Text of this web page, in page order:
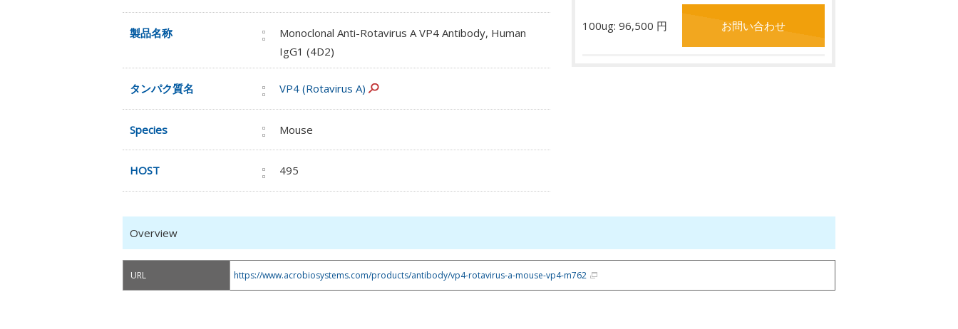
製品名称
Monoclonal Anti-Rotavirus A VP4 Antibody, Human
IgG1 (4D2)
タンパク質名 VP4 (Rotavirus A)
Species Mouse
HOST 495
100ug: 96,500 円 お問い合わせ
Overview
URL https://www.acrobiosystems.com/products/antibody/vp4-rotavirus-a-mouse-vp4-m762